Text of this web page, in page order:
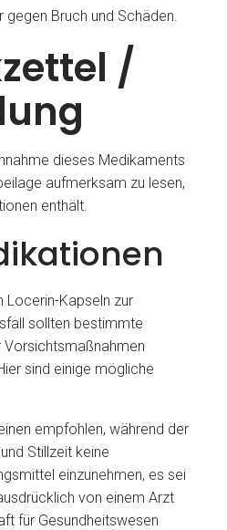
Bruch und Schäden.
/
dieses Medikaments
aufmerksam zu lesen,
enthält.
Locerin-Kapseln zur
sollten bestimmte
sind einige mögliche
empfohlen, während der
Stillzeit keine
einzunehmen, es sei
von einem Arzt
für Gesundheitswesen